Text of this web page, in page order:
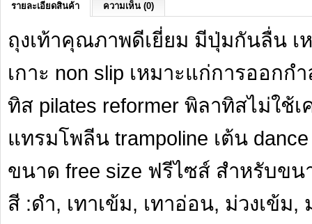
รายละเอียดสินค้า ความเห็น (0)
ถุงเท้าคุณภาพดีเยี่ยม มีปุ่มกันลื่น
เกาะ non slip เหมาะแก่การออก
ทิส pilates reformer พิลาทิสไม่ใช้
แทรมโพลีน trampoline เต้น dance
ขนาด free size ฟรีไซส์ สำหรับขน
สี :ดำ, เทาเข้ม, เทาอ่อน, ม่วงเข้ม